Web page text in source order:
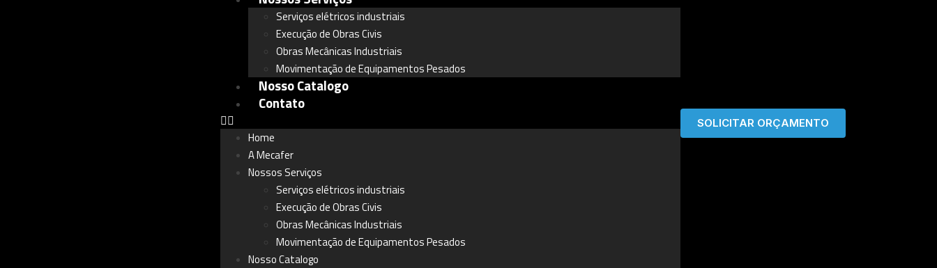
Serviços elétricos industriais
Execução de Obras Civis
Obras Mecânicas Industriais
Movimentação de Equipamentos Pesados
Nosso Catalogo
Contato
Home
A Mecafer
Nossos Serviços
Serviços elétricos industriais
Execução de Obras Civis
Obras Mecânicas Industriais
Movimentação de Equipamentos Pesados
Nosso Catalogo
SOLICITAR ORÇAMENTO